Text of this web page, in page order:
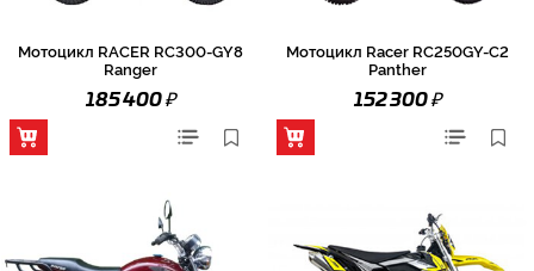
Мотоцикл RACER RC300-GY8
Ranger
185 400₽
Мотоцикл Racer RC250GY-C2
Panther
152 300₽